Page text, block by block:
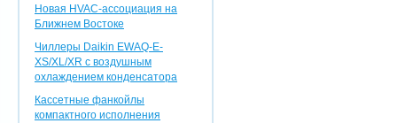
Новая HVAC-ассоциация на
Ближнем Востоке
Чиллеры Daikin EWAQ-E-
XS/XL/XR с воздушным
охлаждением конденсатора
Кассетные фанкойлы
компактного исполнения